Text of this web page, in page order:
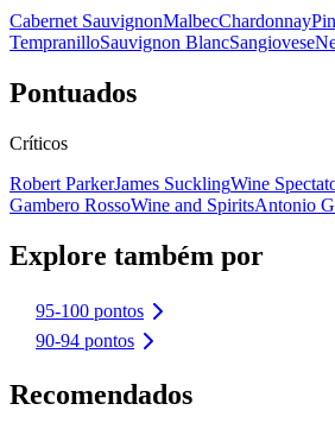
Cabernet SauvignonMalbecChardonnay
TempranilloSauvignon BlancSangiovese
Pontuados
Críticos
Robert ParkerJames SucklingWine
Gambero RossoWine and SpiritsAntonio
Explore também por
95-100 pontos
90-94 pontos
Recomendados